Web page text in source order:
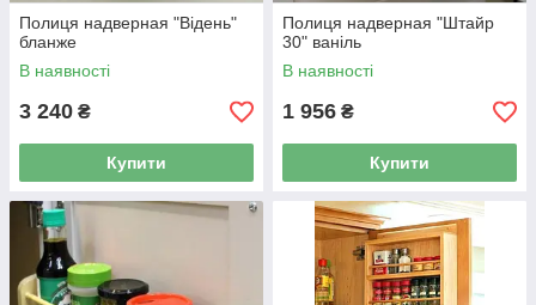
Полиця надверная "Відень"
бланже
В наявності
3 240 ₴
Купити
Полиця надверная "Штайр
30" ваніль
В наявності
1 956 ₴
Купити